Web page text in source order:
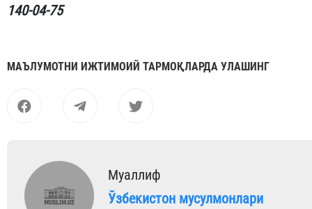
140-04-75
МАЪЛУМОТНИ ИЖТИМОИЙ ТАРМОҚЛАРДА УЛАШИНГ
Муаллиф
Ўзбекистон мусулмонлари